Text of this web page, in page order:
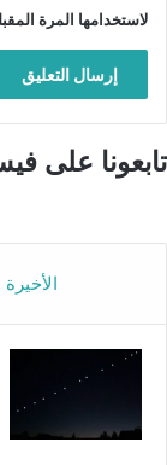
لاستخدامها المرة
تابعونا على
الأخيرة